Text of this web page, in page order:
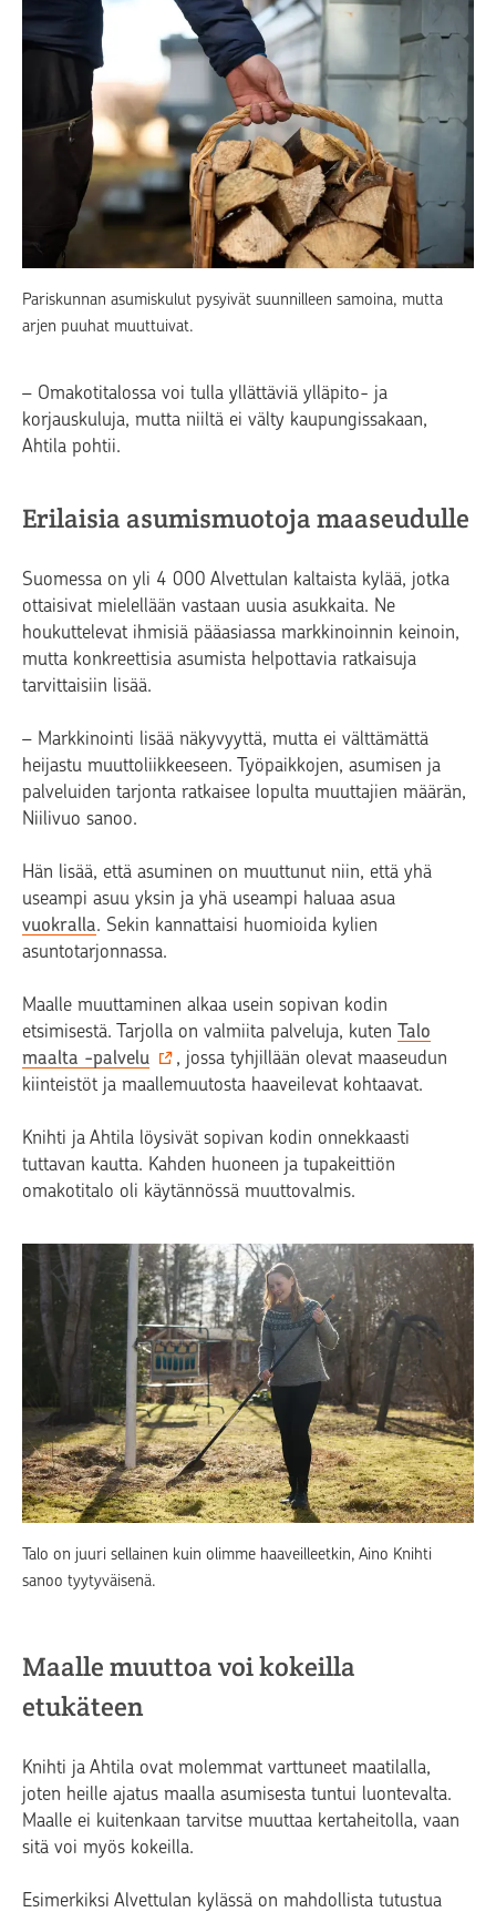
Pariskunnan asumiskulut pysyivät suunnilleen samoina, mutta
arjen puuhat muuttuivat.
– Omakotitalossa voi tulla yllättäviä ylläpito- ja
korjauskuluja, mutta niiltä ei välty kaupungissakaan,
Ahtila pohtii.
Erilaisia asumismuotoja maaseudulle
Suomessa on yli 4 000 Alvettulan kaltaista kylää, jotka
ottaisivat mielellään vastaan uusia asukkaita. Ne
houkuttelevat ihmisiä pääasiassa markkinoinnin keinoin,
mutta konkreettisia asumista helpottavia ratkaisuja
tarvittaisiin lisää.
– Markkinointi lisää näkyvyyttä, mutta ei välttämättä
heijastu muuttoliikkeeseen. Työpaikkojen, asumisen ja
palveluiden tarjonta ratkaisee lopulta muuttajien määrän,
Niilivuo sanoo.
Hän lisää, että asuminen on muuttunut niin, että yhä
useampi asuu yksin ja yhä useampi haluaa asua
vuokralla. Sekin kannattaisi huomioida kylien
asuntotarjonnassa.
Maalle muuttaminen alkaa usein sopivan kodin
etsimisestä. Tarjolla on valmiita palveluja, kuten Talo
maalta -palvelu
, jossa tyhjillään olevat maaseudun
kiinteistöt ja maallemuutosta haaveilevat kohtaavat.
Knihti ja Ahtila löysivät sopivan kodin onnekkaasti
tuttavan kautta. Kahden huoneen ja tupakeittiön
omakotitalo oli käytännössä muuttovalmis.
Talo on juuri sellainen kuin olimme haaveilleetkin, Aino Knihti
sanoo tyytyväisenä.
Maalle muuttoa voi kokeilla
etukäteen
Knihti ja Ahtila ovat molemmat varttuneet maatilalla,
joten heille ajatus maalla asumisesta tuntui luontevalta.
Maalle ei kuitenkaan tarvitse muuttaa kertaheitolla, vaan
sitä voi myös kokeilla.
Esimerkiksi Alvettulan kylässä on mahdollista tutustua